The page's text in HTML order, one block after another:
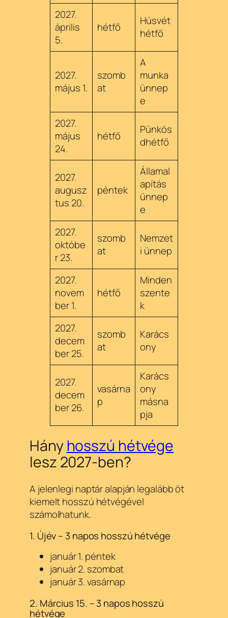
2027.
április
5.
hétfő
Húsvét
hétfő
2027.
május 1.
szomb
at
A
munka
ünnep
e
2027.
május
24.
hétfő
Pünkös
dhétfő
2027.
augusz
tus 20.
péntek
Államal
apítás
ünnep
e
2027.
októbe
r 23.
szomb
at
Nemzet
i ünnep
2027.
novem
ber 1.
hétfő
Minden
szente
k
2027.
decem
ber 25.
szomb
at
Karács
ony
2027.
decem
ber 26.
vasárna
p
Karács
ony
másna
pja
Hány hosszú hétvége
lesz 2027-ben?
A jelenlegi naptár alapján legalább öt
kiemelt hosszú hétvégével
számolhatunk.
1. Újév – 3 napos hosszú hétvége
január 1. péntek
január 2. szombat
január 3. vasárnap
2. Március 15. – 3 napos hosszú
hétvége